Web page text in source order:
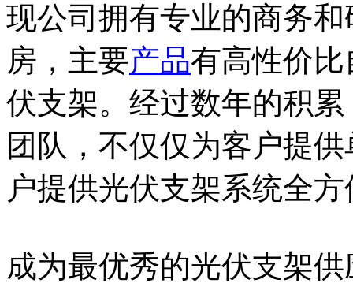
现公司拥有专业的商务
房，主要产品有高性价
伏支架。经过数年的积累
团队，不仅仅为客户提
户提供光伏支架系统全
成为最优秀的光伏支架